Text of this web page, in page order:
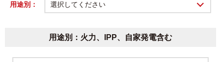
用途別： 選択してください
用途別：火力、IPP、自家発電含む